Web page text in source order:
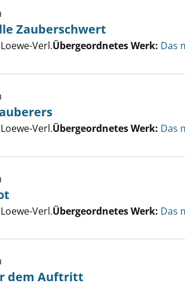
Zauberschwert anzeigen
Zauberschwert
Verl.Übergeordnetes Werk: Das
des Eiszauberers anzeigen
Verl.Übergeordnetes Werk: Das
Baby in Not anzeigen
Verl.Übergeordnetes Werk: Das
dem Auftritt